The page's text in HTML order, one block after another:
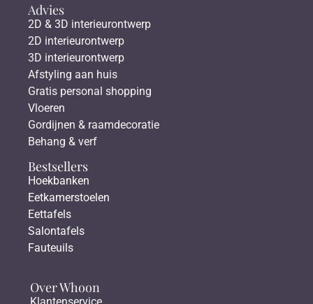
Advies
2D & 3D interieurontwerp
2D interieurontwerp
3D interieurontwerp
Afstyling aan huis
Gratis personal shopping
Vloeren
Gordijnen & raamdecoratie
Behang & verf
Bestsellers
Hoekbanken
Eetkamerstoelen
Eettafels
Salontafels
Fauteuils
Over Whoon